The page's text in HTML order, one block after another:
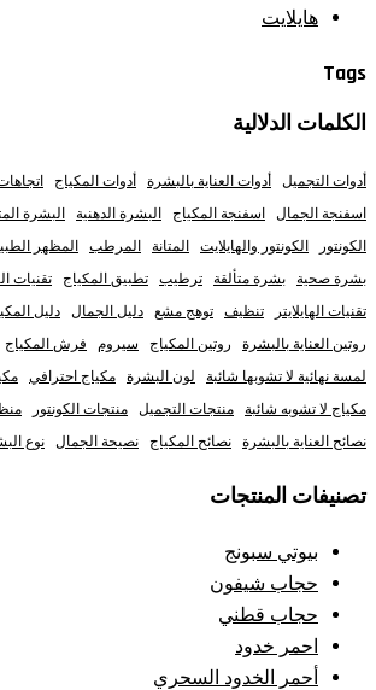
هايلايت
Tags
الكلمات الدلالية
أدوات التجميل أدوات العناية بالبشرة أدوات المكياج
اسفنجة الجمال اسفنجة المكياج البشرة الدهنية البشرة
الكونتور
الكونتور والهايلايت المتانة المرطب المظهر
بشرة صحية بشرة متألقة ترطيب تطبيق المكياج تقنيات
تقنيات الهايلايتر
تنظيف توهج مشع دليل الجمال دليل
روتين العناية بالبشرة
روتين المكياج سيروم
فرش المكياج
لمسة نهائية لا تشوبها شائبة
لون البشرة مكياج احترافي
مكياج لا تشوبه شائبة منتجات التجميل منتجات الكونتور
نصائح العناية بالبشرة نصائح المكياج نصيحة الجمال نوع
تصنيفات المنتجات
بيوتي سبونج
حجاب شيفون
حجاب قطني
احمر خدود
أحمر الخدود السحري